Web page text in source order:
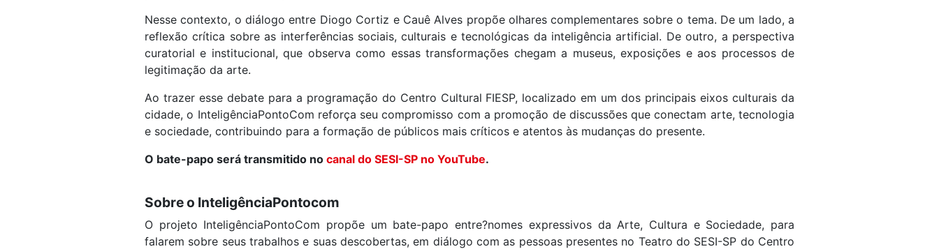
Nesse contexto, o diálogo entre Diogo Cortiz e Cauê Alves propõe olhares complementares sobre o tema. De um lado, a
reflexão crítica sobre as interferências sociais, culturais e tecnológicas da inteligência artificial. De outro, a perspectiva
curatorial e institucional, que observa como essas transformações chegam a museus, exposições e aos processos de
legitimação da arte.
Ao trazer esse debate para a programação do Centro Cultural FIESP, localizado em um dos principais eixos culturais da
cidade, o InteligênciaPontoCom reforça seu compromisso com a promoção de discussões que conectam arte, tecnologia
e sociedade, contribuindo para a formação de públicos mais críticos e atentos às mudanças do presente.
O bate-papo será transmitido no canal do SESI-SP no YouTube.
Sobre o InteligênciaPontocom
O projeto InteligênciaPontoCom propõe um bate-papo entre?nomes expressivos da Arte, Cultura e Sociedade, para
falarem sobre seus trabalhos e suas descobertas, em diálogo com as pessoas presentes no Teatro do SESI-SP do Centro